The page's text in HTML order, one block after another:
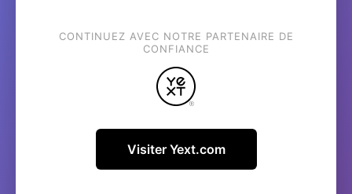
CONTINUEZ AVEC NOTRE PARTENAIRE DE
CONFIANCE
Visiter Yext.com